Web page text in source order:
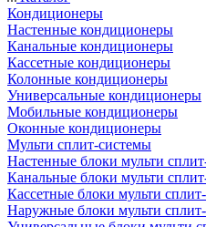
Кондиционеры
Настенные кондиционеры
Канальные кондиционеры
Кассетные кондиционеры
Колонные кондиционеры
Универсальные кондиционеры
Мобильные кондиционеры
Оконные кондиционеры
Мульти сплит-системы
Настенные блоки мульти
Канальные блоки мульти
Кассетные блоки мульти
Наружные блоки мульти